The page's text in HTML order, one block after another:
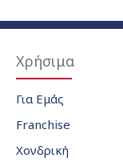
Χρήσιμα
Για Εμάς
Franchise
Χονδρική